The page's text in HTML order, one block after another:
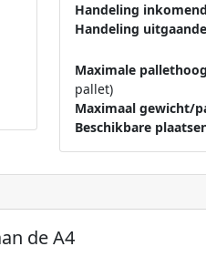
Handeling
Handeling
Maximale
pallet)
Maximaal gewicht/
Beschikbare
de A4